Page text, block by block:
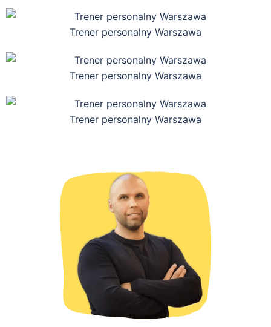
Trener personalny Warszawa
Trener personalny Warszawa
Trener personalny Warszawa